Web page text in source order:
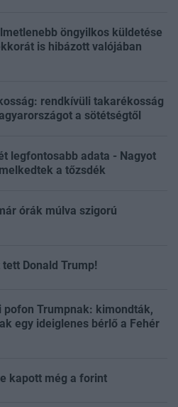
öngyilkos küldetése
is hibázott valójában
rendkívüli takarékosság
a sötétségtől
legfontosabb adata - Nagyot
a tőzsdék
órák múlva szigorú
Donald Trump!
pofon Trumpnak: kimondták,
egy ideiglenes bérlő a Fehér
kapott még a forint